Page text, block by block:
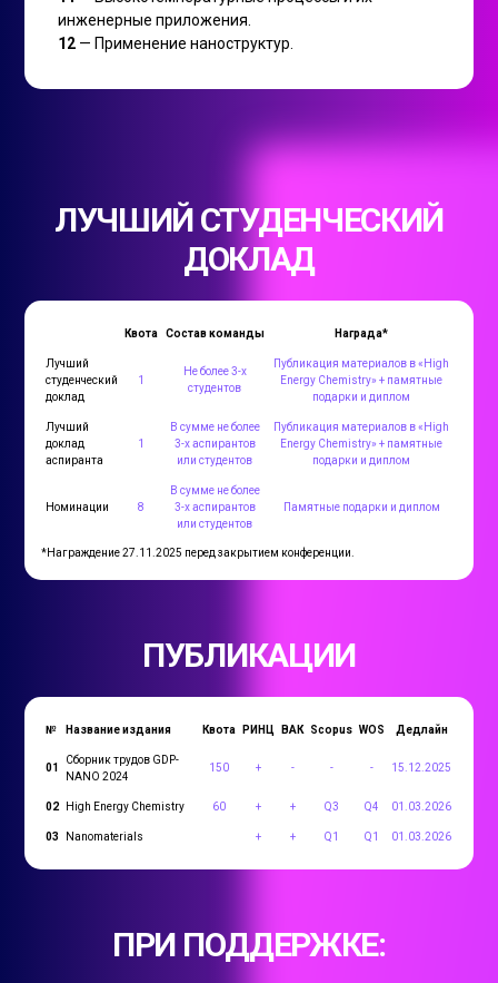
инженерные приложения.
12 — Применение наноструктур.
ЛУЧШИЙ СТУДЕНЧЕСКИЙ
ДОКЛАД
Квота Состав команды Награда*
Лучший
студенческий
доклад
1
Не более 3-х
студентов
Публикация материалов в «High
Energy Chemistry» + памятные
подарки и диплом
Лучший
доклад
аспиранта
1
В сумме не более
3-х аспирантов
или студентов
Публикация материалов в «High
Energy Chemistry» + памятные
подарки и диплом
Номинации 8
В сумме не более
3-х аспирантов
или студентов
Памятные подарки и диплом
*Награждение 27.11.2025 перед закрытием конференции.
ПУБЛИКАЦИИ
№ Название издания Квота РИНЦ ВАК Scopus WOS Дедлайн
01
Сборник трудов GDP-
NANO 2024
150 + - - - 15.12.2025
02 High Energy Chemistry 60 + + Q3 Q4 01.03.2026
03 Nanomaterials + + Q1 Q1 01.03.2026
ПРИ ПОДДЕРЖКЕ: